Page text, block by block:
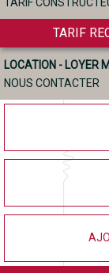
TARIF
TARIF
LOCATION - LOYER
NOUS CONTACTER